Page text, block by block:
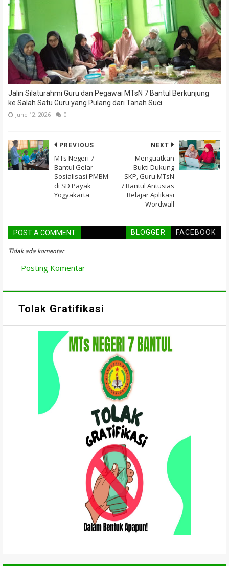
Jalin Silaturahmi Guru dan Pegawai MTsN 7 Bantul Berkunjung
ke Salah Satu Guru yang Pulang dari Tanah Suci
June 12, 2026 0
NEXT
Menguatkan
Bukti Dukung
SKP, Guru MTsN
7 Bantul Antusias
Belajar Aplikasi
Wordwall
PREVIOUS
MTs Negeri 7
Bantul Gelar
Sosialisasi PMBM
di SD Payak
Yogyakarta
POST A COMMENT BLOGGER FACEBOOK
Tidak ada komentar
Posting Komentar
Tolak Gratifikasi